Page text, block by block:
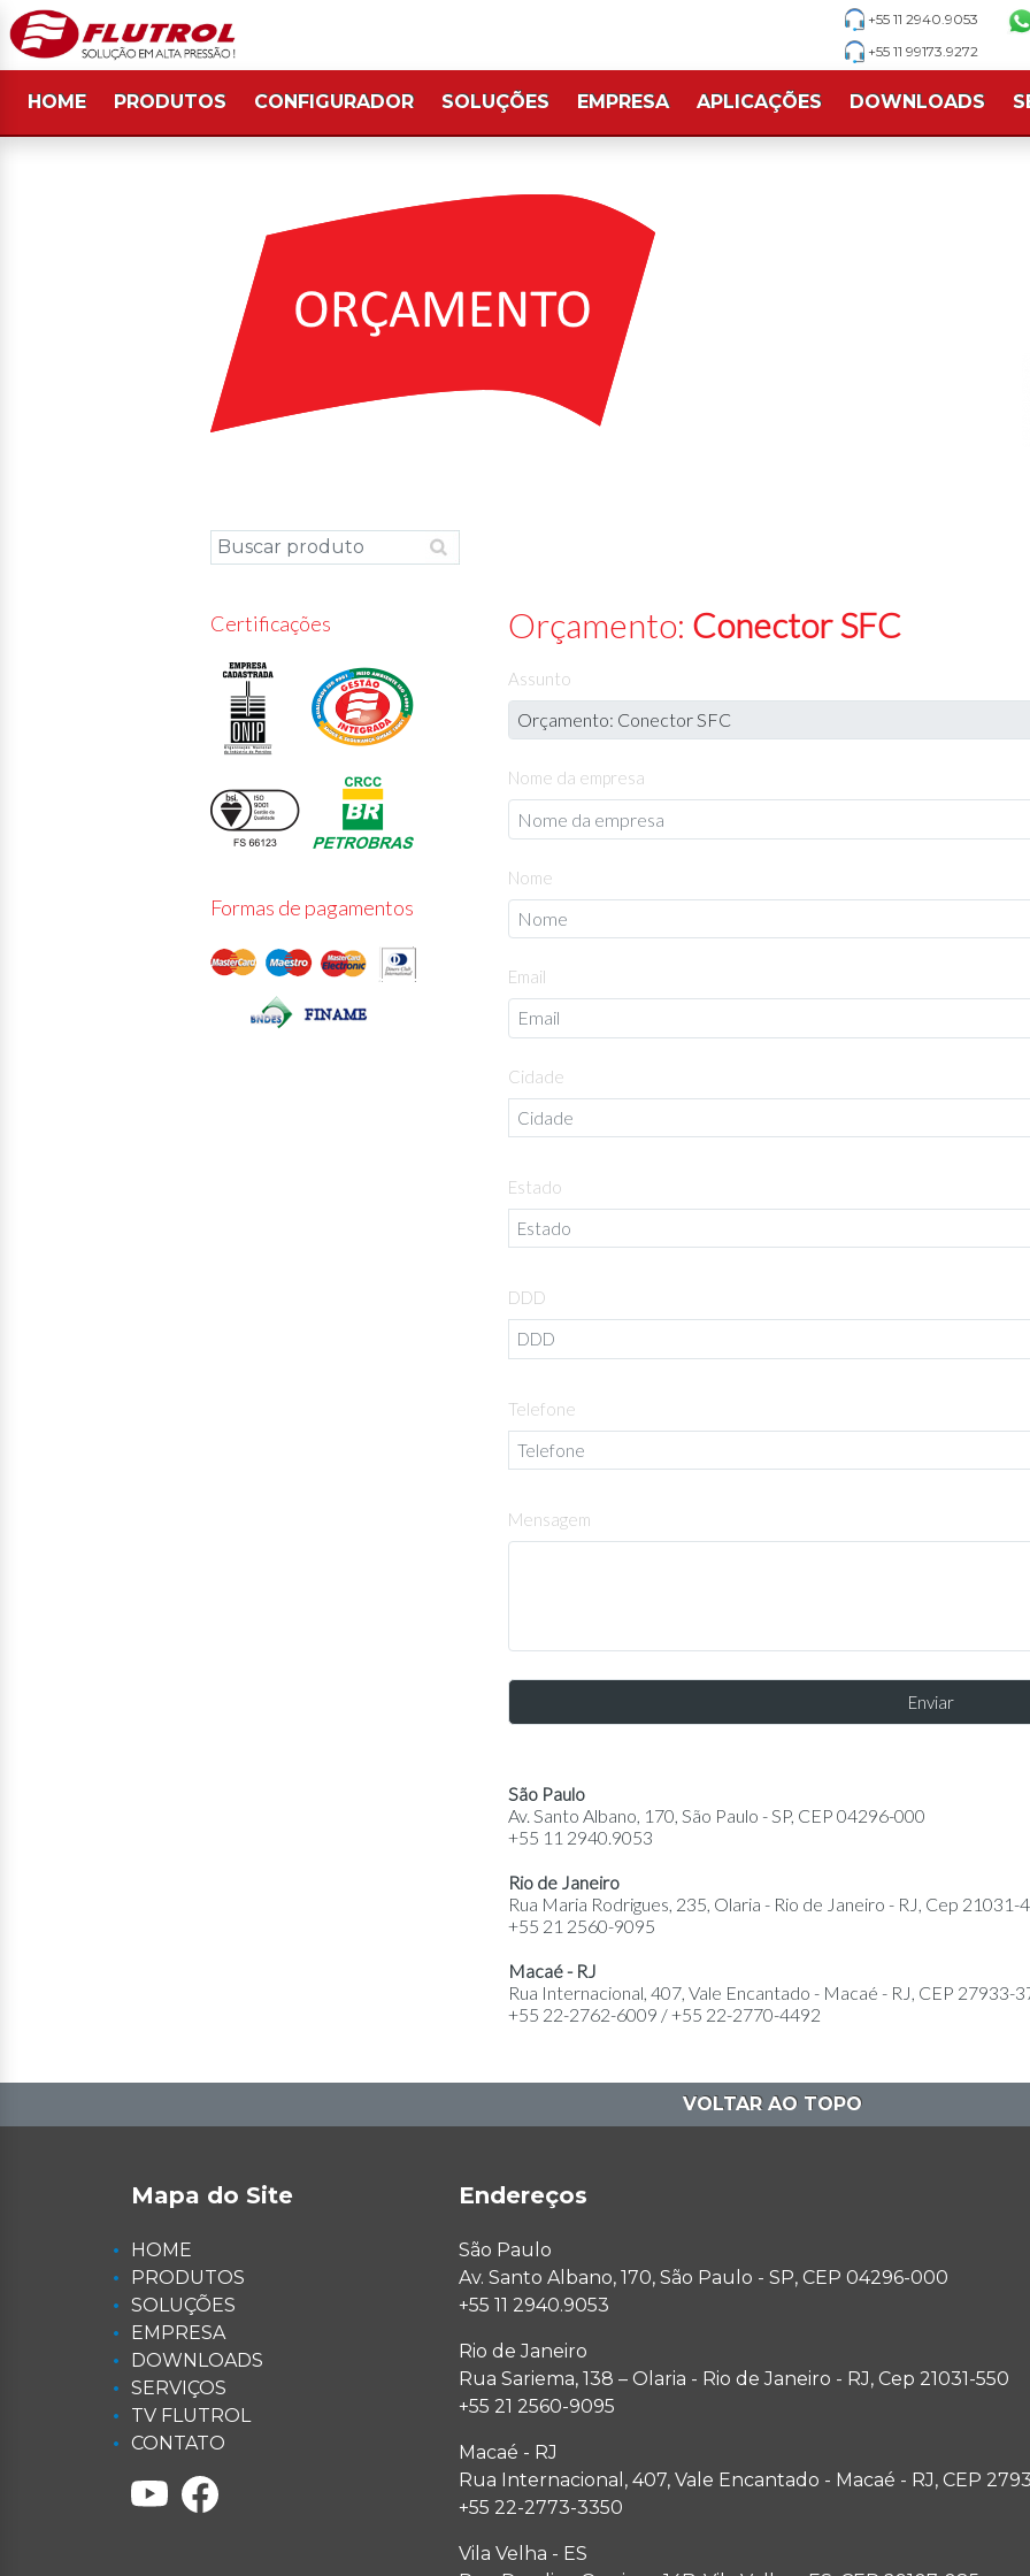
+55 11 2940.9053
+55 11 99173.9272
HOME PRODUTOS CONFIGURADOR SOLUÇÕES EMPRESA APLICAÇÕES DOWNLOADS
Certificações
Formas de pagamentos
Orçamento: Conector SFC
Assunto
Nome da empresa
Nome
Email
Cidade
Estado
DDD
Telefone
Mensagem
São Paulo
Av. Santo Albano, 170, São Paulo - SP, CEP 04296-000
+55 11 2940.9053
Rio de Janeiro
Rua Maria Rodrigues, 235, Olaria - Rio de Janeiro - RJ, Cep 21031-
+55 21 2560-9095
Macaé - RJ
Rua Internacional, 407, Vale Encantado - Macaé - RJ, CEP 27933-
+55 22-2762-6009 / +55 22-2770-4492
VOLTAR AO TOPO
Mapa do Site
HOME
PRODUTOS
SOLUÇÕES
EMPRESA
DOWNLOADS
SERVIÇOS
TV FLUTROL
CONTATO
Endereços
São Paulo
Av. Santo Albano, 170, São Paulo - SP, CEP 04296-000
+55 11 2940.9053
Rio de Janeiro
Rua Sariema, 138 – Olaria - Rio de Janeiro - RJ, Cep 21031-550
+55 21 2560-9095
Macaé - RJ
Rua Internacional, 407, Vale Encantado - Macaé - RJ, CEP
+55 22-2773-3350
Vila Velha - ES